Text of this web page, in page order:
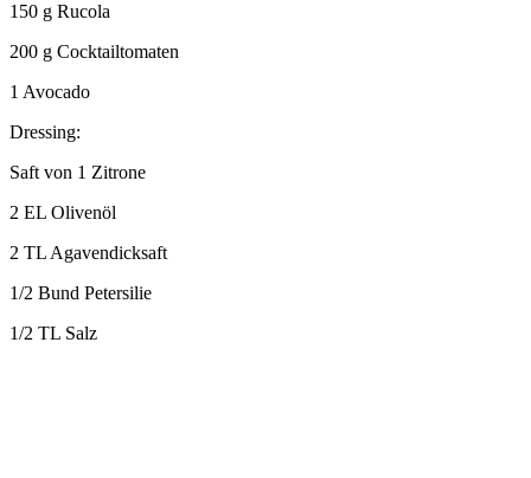
150 g Rucola
200 g Cocktailtomaten
1 Avocado
Dressing:
Saft von 1 Zitrone
2 EL Olivenöl
2 TL Agavendicksaft
1/2 Bund Petersilie
1/2 TL Salz